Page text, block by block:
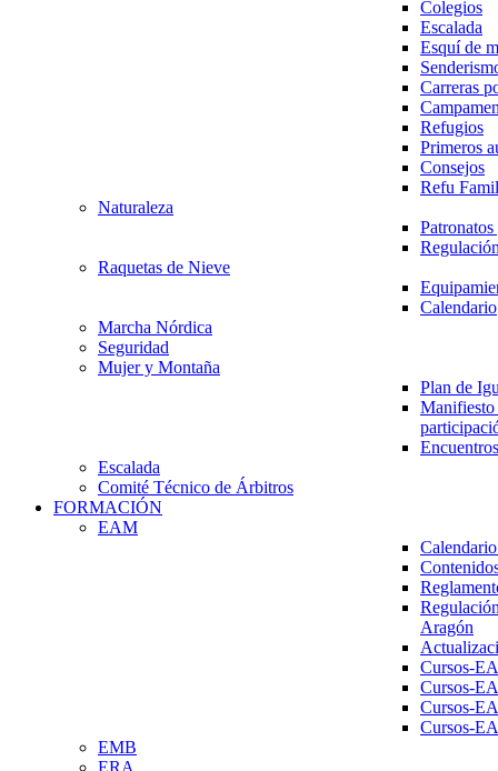
Colegios
Escalada
Esquí de
Carreras
Refugios
Primeros
Consejos
Refu
Naturaleza
Raquetas de Nieve
Calendario
Marcha Nórdica
Seguridad
Mujer y Montaña
Plan de
Escalada
Comité Técnico de Árbitros
FORMACIÓN
EAM
Aragón
Cursos-
Cursos-
Cursos-
Cursos-
EMB
ERA